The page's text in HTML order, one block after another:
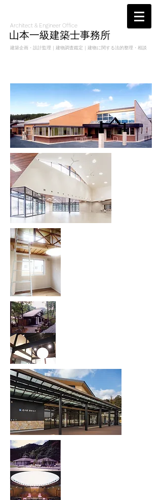
Architect & Engineer Office
山本一級建築士事務所
建築企画・設計監理｜建物調査鑑定｜建物に関する法的整理・相談